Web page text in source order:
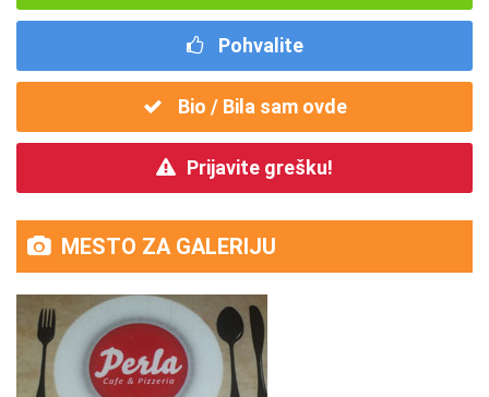
Pohvalite
Bio / Bila sam ovde
Prijavite grešku!
MESTO ZA GALERIJU